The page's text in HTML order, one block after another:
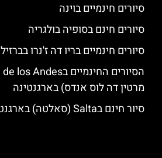
סיורים חינמיים בוינה
סיורים חינם בסופיה בולגריה
סיורים חינמיים בריו דה ז'נרו בברזיל
מרטין דה לוס אנדס) בארגנטינה
סיור חינם בSalta (סאלטה) בארגנטינה